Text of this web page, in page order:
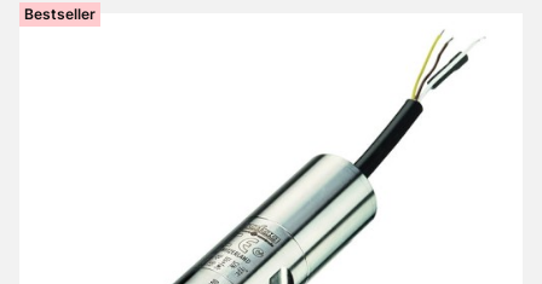
Bestseller